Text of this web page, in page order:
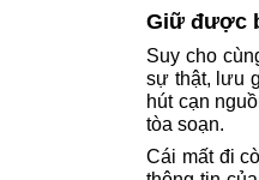
Giữ được
Suy cho
sự thật, lưu
hút cạn
tòa soạn.
Cái mất đi